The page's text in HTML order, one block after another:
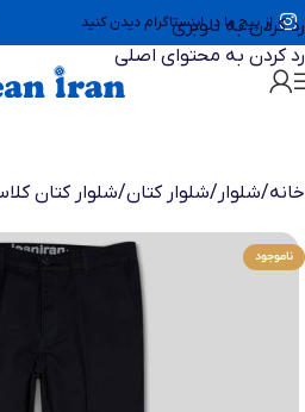
رد کردن به ناوبری
رد کردن به محتوای اصلی
از پیج ما در اینستاگرام دیدن کنید
خانه/شلوار /شلوار کتان/شلوار کتان
ناموجود